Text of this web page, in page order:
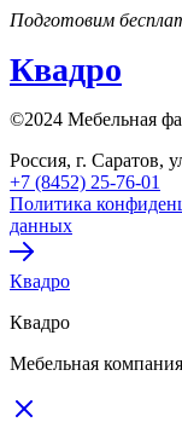
Подготовим
Квадро
©2024 Мебельная
Россия, г. Саратов,
+7 (8452) 25-76-01
Политика
данных
Квадро
Квадро
Мебельная компания